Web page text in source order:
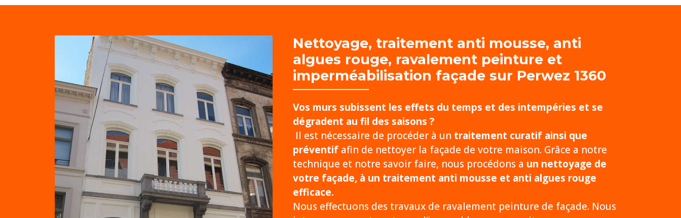
Nettoyage, traitement anti mousse, anti
algues rouge, ravalement peinture et
imperméabilisation façade sur Perwez 1360
Vos murs subissent les effets du temps et des intempéries et se
dégradent au fil des saisons ?
Il est nécessaire de procéder à un traitement curatif ainsi que
préventifafin de nettoyer la façade de votre maison. Grâce a notre
technique et notre savoir faire, nous procédons a un nettoyage de
votre façade, à un traitement anti mousse et anti algues rouge
efficace.
Nous effectuons des travaux de ravalement peinture de façade. Nous